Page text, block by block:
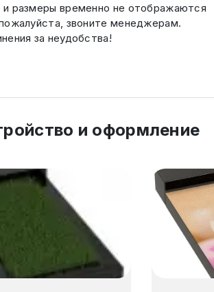
размеры временно не отображаются
звоните менеджерам.
за неудобства!
и оформление